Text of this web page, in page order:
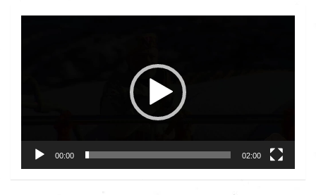
00:00 02:00